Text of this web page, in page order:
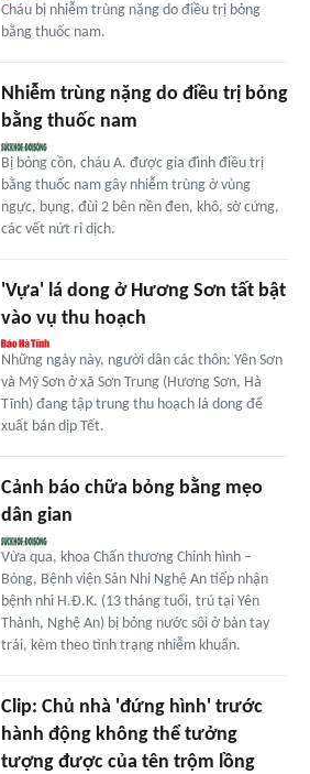
Cháu bị nhiễm trùng nặng do điều trị bỏng
bằng thuốc nam.
Nhiễm trùng nặng do điều trị bỏng
bằng thuốc nam
Bị bỏng cồn, cháu A. được gia đình điều trị
bằng thuốc nam gây nhiễm trùng ở vùng
ngực, bụng, đùi 2 bên nền đen, khô, sờ cứng,
các vết nứt rỉ dịch.
'Vựa' lá dong ở Hương Sơn tất bật
vào vụ thu hoạch
Những ngày này, người dân các thôn: Yên Sơn
và Mỹ Sơn ở xã Sơn Trung (Hương Sơn, Hà
Tĩnh) đang tập trung thu hoạch lá dong để
xuất bán dịp Tết.
Cảnh báo chữa bỏng bằng mẹo
dân gian
Vừa qua, khoa Chấn thương Chỉnh hình –
Bỏng, Bệnh viện Sản Nhi Nghệ An tiếp nhận
bệnh nhi H.Đ.K. (13 tháng tuổi, trú tại Yên
Thành, Nghệ An) bị bỏng nước sôi ở bàn tay
trái, kèm theo tình trạng nhiễm khuẩn.
Clip: Chủ nhà 'đứng hình' trước
hành động không thể tưởng
tượng được của tên trộm lồng